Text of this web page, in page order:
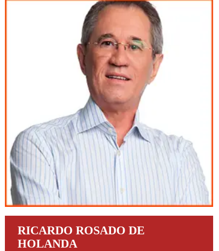
RICARDO ROSADO DE
HOLANDA